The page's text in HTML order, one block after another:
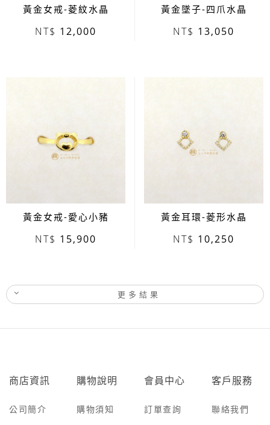
黃金女戒-菱紋水晶
12,000
黃金墜子-四爪水晶
13,050
黃金女戒-愛心小豬
15,900
黃金耳環-菱形水晶
10,250
更多結果
商店資訊
公司簡介
購物說明
購物須知
會員中心
訂單查詢
客戶服務
聯絡我們